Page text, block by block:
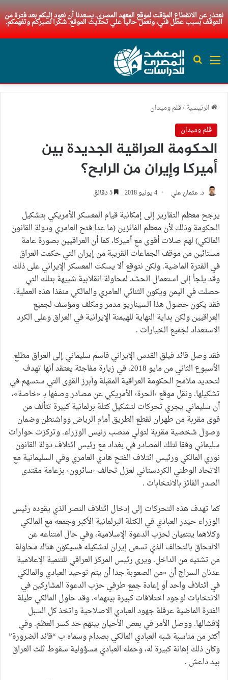
نعتذر عن الانقطاع المؤقت لموقع المعهد المصري. يسعدنا أن نعود إليكم بعد فترة من
التوقف بسبب عطل فني، ونعمل حاليا علي تحديث الموقع. شكرا لصبركم وتفهمكم.
القائمة بحث عن
الرئيسية/قلم وميدان
قلم وميدان
الحكومة العراقية الجديدة بين
أميركا وإيران من الرابح؟
د. عثمان علي 4 يونيو 2018
يرجح معظم التقارير إلى إمكانية قيام المعسكر الأمريكي بتشكيل
الحكومة وذلك لأن معظم الفائزين (ما عدا فتح العامري ودولة القانون
المالكي) لهم صلات أقوى مع أميركا، كما أن العراقيين بصورة عامة
مستائين من موقف الجماعات القريبة من إيران التي حكمت العراق
في الفترة الماضية. ولكن نتوقع ألا يسكت المعسكر الإيراني على ذلك
وقد يلجأ إلى استعمال الحشد لمحاولة انقلابية شبيهة بتلك التي
حصلت في اليمن ويكون الثنائي العامري والمالكي منفذا هذه العملية.
فقد يكون حصول هذا السيناريو مدمر ومكلف ومؤسف لجميع
العراقيين ولكن بداية النهاية للهيمنة الإيرانية في العراق وعلى الكرد
الاستعداد لجميع الخيارات .
فقد وصل قائد فيلق القدس الإيراني قاسم سليماني إلى العراق مطلع
الأسبوع الثاني من مايو 2018، في زيارة مفاجئة يعتقد أنها تهدف
لتحديد ملامح الحكومة العراقية المقبلة وأبرز القوى التي ستسهم في
تشكيلها. ونقل موقع ‹الحرة› الأمريكي عن مصادر وصفها بـ «خاصة»،
أن سليماني يجري تحركات لتشكيل كتلة برلمانية كبيرة تتألف من
قوى مقربة من طهران لقطع الطريق أمام الرياض وواشنطن وضمان
وصول شخصية مقربة لتولي منصب رئيس الوزراء. وتركزت حوارات
سليماني وفقا لتلك المصادر في بغداد مع رئيس ائتلاف دولة القانون
نوري المالكي ورئيس ائتلاف الفتح هادي العامري وفي السليمانية مع
الاتحاد الوطني الكردستاني لعزل تحالف ‹سائرون› بزعامة مقتدى
الصدر الفائز بالانتخابات .
كما تهدف هذه التحركات إلى إدخال ائتلاف النصر الذي يقوده رئيس
الوزراء حيدر العبادي في الكتلة البرلمانية الأكبر وجمعه مع المالكي
وكلاهما ينتميان لحزب الدعوة الإسلامية، وفي حال امتناعه عن
الالتحاق بالتحالف الذي تسعى إيران لتشكيله فسيكون هناك محاولة
من تشتيه من الداخل. ويرى رئيس المركز العراقي للتنمية الإعلامية
عدنان السراج أن «من الصعوبة جدا أن يتم توحيد العبادي والمالكي
في ائتلاف واحد أو إعادة جمع طرفي حزب الدعوة المشاركين في
الانتخابات لوجود اختلافات كبيرة بينهما». وقد حاول المالكي طيلة
الفترة الماضية عرقلة جهود العبادي الاصلاحية واتخذ كل السبل
لإفشالها. ووصل الأمر في بعص الأحيان بينهم حد كسر العظم. وفي
أكثر من مناسبة شبه العبادي المالكي بصدام وسماه ب “قائد الضرورة”
وكان ذلك إهانة كبيرة له، وحمله العبادي مسؤولية سقوط ثلث العراق
بيد داعش .